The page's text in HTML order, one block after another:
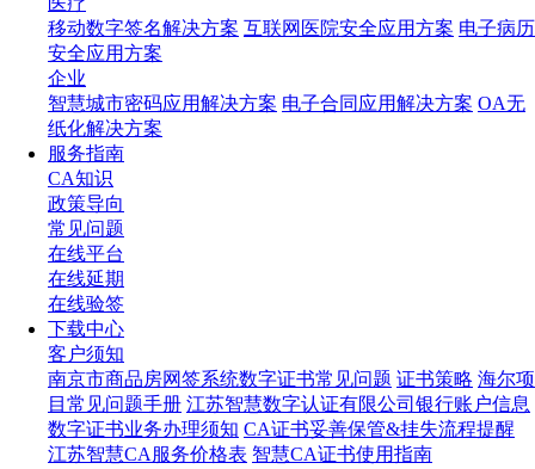
移动数字签名解决方案 互联网医院安全应用方案 电子病历
安全应用方案
企业
智慧城市密码应用解决方案 电子合同应用解决方案 OA无
纸化解决方案
服务指南
CA知识
政策导向
常见问题
在线平台
在线延期
在线验签
下载中心
客户须知
南京市商品房网签系统数字证书常见问题 证书策略 海尔项
目常见问题手册 江苏智慧数字认证有限公司银行账户信息
数字证书业务办理须知 CA证书妥善保管&挂失流程提醒
江苏智慧CA服务价格表 智慧CA证书使用指南